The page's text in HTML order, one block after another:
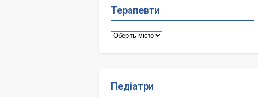
Терапевти
Терапевти
Педіатри